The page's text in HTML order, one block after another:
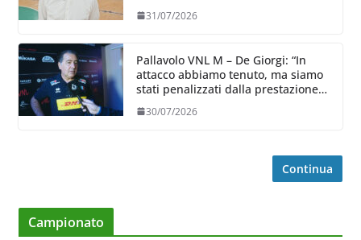
31/07/2026
Pallavolo VNL M – De Giorgi: “In
attacco abbiamo tenuto, ma siamo
stati penalizzati dalla prestazione
30/07/2026
Continua
Campionato